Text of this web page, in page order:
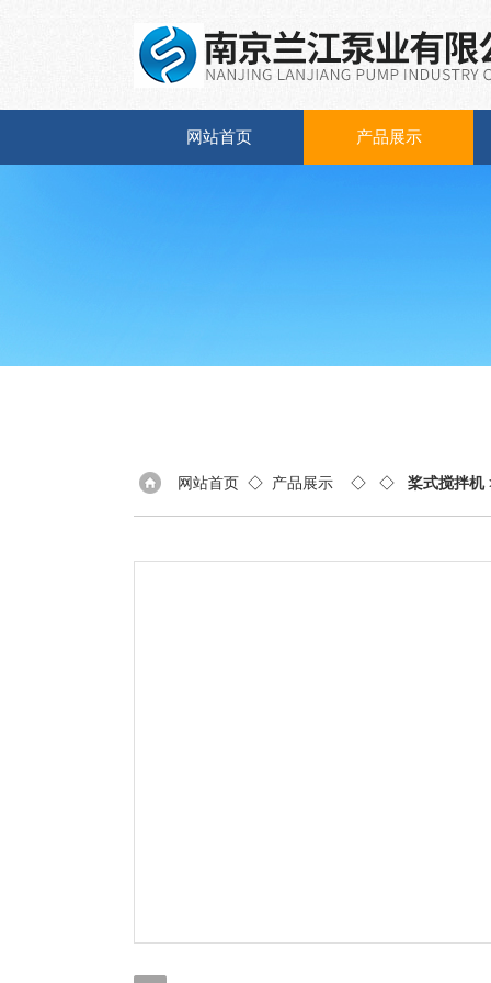
网站首页 产品展示
网站首页 ◇ 产品展示 ◇ ◇ 桨式搅拌机